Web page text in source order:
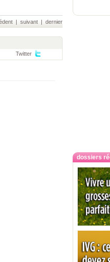
| suivant | dernier
Twitter
dossiers